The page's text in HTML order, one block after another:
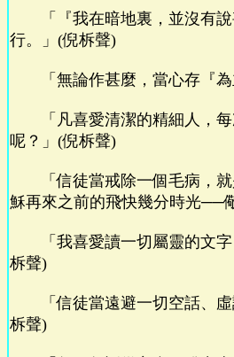
「『我在暗地裏，並沒有說
行。」(倪柝聲)
「無論作甚麼，當心存『為
「凡喜愛清潔的精細人，每
呢？」(倪柝聲)
「信徒當戒除一個毛病，就
穌再來之前的飛快幾分時光──
「我喜愛讀一切屬靈的文字
柝聲)
「信徒當遠避一切空話、虛
柝聲)